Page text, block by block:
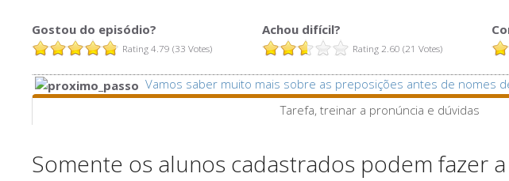
Gostou do episódio?
Rating 4.79 (33 Votes)
Achou difícil?
Rating 2.60 (21 Votes)
Vamos saber muito mais sobre as preposições antes de nomes
Tarefa, treinar a pronúncia e dúvidas
Somente os alunos cadastrados podem fazer